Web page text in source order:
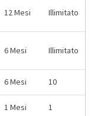
12 Mesi Illimitato
6 Mesi Illimitato
6 Mesi 10
1 Mesi 1